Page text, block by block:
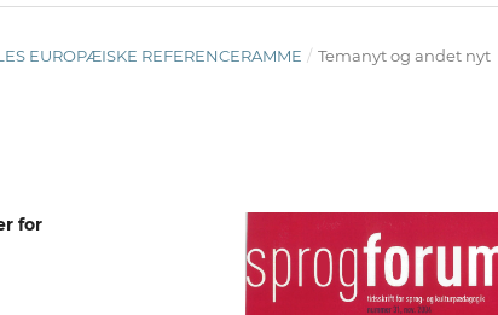
EUROPÆISKE REFERENCERAMME / Temanyt og andet nyt
for